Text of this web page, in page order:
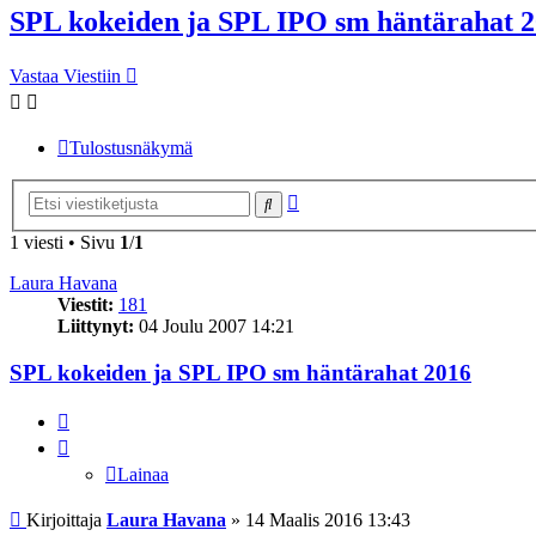
SPL kokeiden ja SPL IPO sm häntärahat
Vastaa Viestiin
Tulostusnäkymä
Etsi
1 viesti • Sivu 1/1
Laura Havana
Viestit: 181
Liittynyt: 04 Joulu 2007 14:21
SPL kokeiden ja SPL IPO sm häntärahat 2016
Lainaa
Viesti
Kirjoittaja Laura Havana » 14 Maalis 2016 13:43